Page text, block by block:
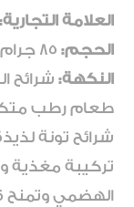
العلامة التجارية:
الحجم:
النكهة: شرائح
طعام رطب
شرائح تونة
تركيبة مغذية
الهضمي